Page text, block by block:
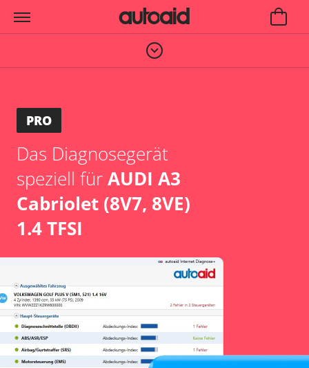
PRO
Das Diagnosegerät
speziell fürAUDI A3
Cabriolet (8V7, 8VE)
1.4 TFSI